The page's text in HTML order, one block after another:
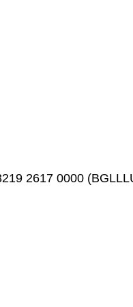
2617 0000